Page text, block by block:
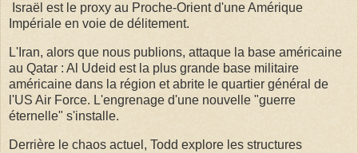
Israël est le proxy au Proche-Orient d'une Amérique
Impériale en voie de délitement.
L'Iran, alors que nous publions, attaque la base américaine
au Qatar : Al Udeid est la plus grande base militaire
américaine dans la région et abrite le quartier général de
l'US Air Force. L'engrenage d'une nouvelle "guerre
éternelle" s'installe.
Derrière le chaos actuel, Todd explore les structures